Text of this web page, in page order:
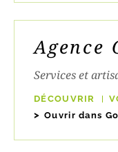
Agence
Services et
DÉCOUVRIR
Ouvrir dans